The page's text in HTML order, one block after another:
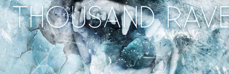
DISQUES EST DE RETOUR
POUR ÊTRE RÉALISÉS
- COLLIDE AND COLLAPSE
MUSE ET SES SHOWS AU QUÉBEC